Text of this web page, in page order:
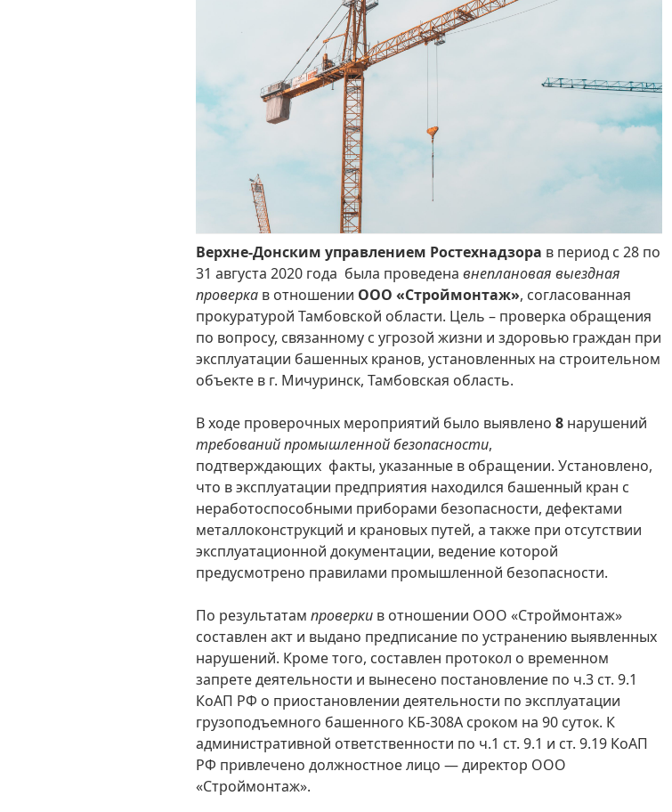
Верхне-Донским управлением Ростехнадзора в период с 28 по
31 августа 2020 года была проведена внеплановая выездная
проверка в отношении ООО «Строймонтаж», согласованная
прокуратурой Тамбовской области. Цель – проверка обращения
по вопросу, связанному с угрозой жизни и здоровью граждан при
эксплуатации башенных кранов, установленных на строительном
объекте в г. Мичуринск, Тамбовская область.
В ходе проверочных мероприятий было выявлено 8 нарушений
требований промышленной безопасности,
подтверждающих факты, указанные в обращении. Установлено,
что в эксплуатации предприятия находился башенный кран с
неработоспособными приборами безопасности, дефектами
металлоконструкций и крановых путей, а также при отсутствии
эксплуатационной документации, ведение которой
предусмотрено правилами промышленной безопасности.
По результатам проверки в отношении ООО «Строймонтаж»
составлен акт и выдано предписание по устранению выявленных
нарушений. Кроме того, составлен протокол о временном
запрете деятельности и вынесено постановление по ч.3 ст. 9.1
КоАП РФ о приостановлении деятельности по эксплуатации
грузоподъемного башенного КБ-308А сроком на 90 суток. К
административной ответственности по ч.1 ст. 9.1 и ст. 9.19 КоАП
РФ привлечено должностное лицо — директор ООО
«Строймонтаж».